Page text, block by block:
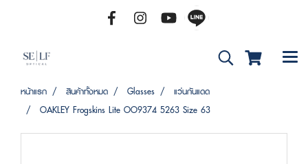
หน้าแรก สินค้าทั้งหมด Glasses
แว่นกันแดด
OAKLEY Frogskins Lite OO9374 5263 Size 63